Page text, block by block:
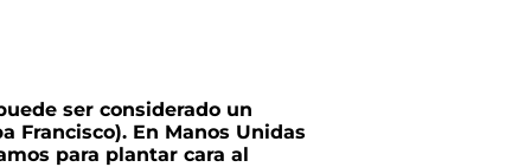
ser considerado un
Francisco). En Manos Unidas
para plantar cara al